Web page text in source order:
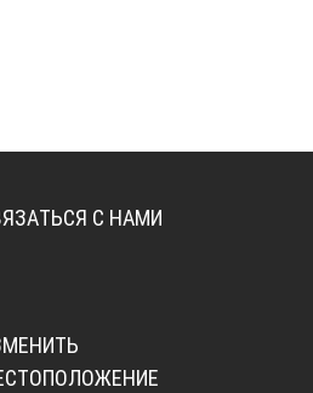
С НАМИ